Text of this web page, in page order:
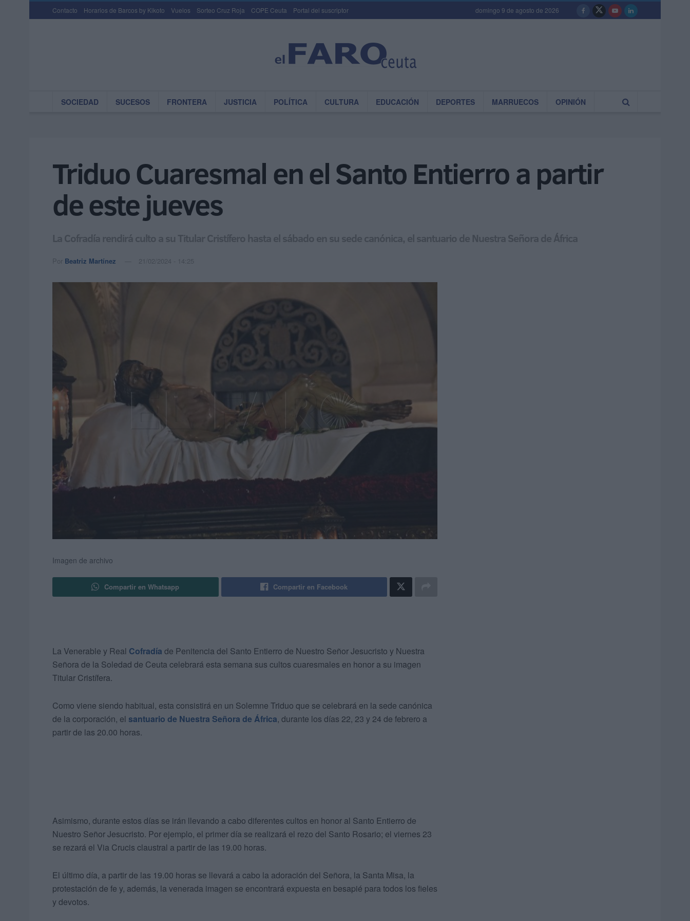
Contacto Horarios de Barcos by Kikoto Vuelos Sorteo Cruz Roja COPE Ceuta Portal del suscriptor domingo 9 de agosto de 2026
SOCIEDAD SUCESOS FRONTERA JUSTICIA POLÍTICA CULTURA EDUCACIÓN DEPORTES MARRUECOS OPINIÓN
Triduo Cuaresmal en el Santo Entierro a partir
de este jueves
La Cofradía rendirá culto a su Titular Cristífero hasta el sábado en su sede canónica, el santuario de Nuestra Señora de África
Por Beatriz Martínez 21/02/2024 - 14:25
Imagen de archivo
Compartir en Whatsapp Compartir en Facebook
La Venerable y Real Cofradía de Penitencia del Santo Entierro de Nuestro Señor Jesucristo y Nuestra
Señora de la Soledad de Ceuta celebrará esta semana sus cultos cuaresmales en honor a su imagen
Titular Cristífera.
Como viene siendo habitual, esta consistirá en un Solemne Triduo que se celebrará en la sede canónica
de la corporación, el santuario de Nuestra Señora de África, durante los días 22, 23 y 24 de febrero a
partir de las 20.00 horas.
Asimismo, durante estos días se irán llevando a cabo diferentes cultos en honor al Santo Entierro de
Nuestro Señor Jesucristo. Por ejemplo, el primer día se realizará el rezo del Santo Rosario; el viernes 23
se rezará el Via Crucis claustral a partir de las 19.00 horas.
El último día, a partir de las 19.00 horas se llevará a cabo la adoración del Señora, la Santa Misa, la
protestación de fe y, además, la venerada imagen se encontrará expuesta en besapié para todos los fieles
y devotos.